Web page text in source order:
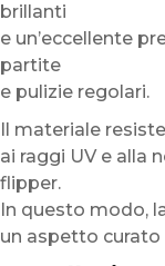
brillanti
e un’eccellente
partite
e pulizie regolari.
Il materiale
ai raggi UV e alla
flipper.
In questo modo,
un aspetto curato